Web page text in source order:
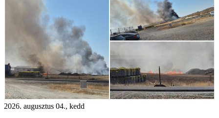
2026. augusztus 04., kedd